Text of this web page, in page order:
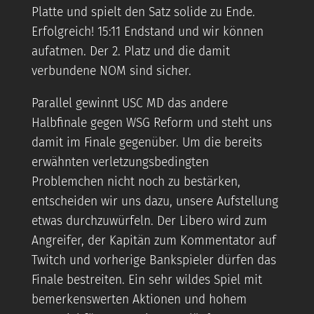
Platte und spielt den Satz solide zu Ende.
Erfolgreich! 15:11 Endstand und wir können
aufatmen. Der 2. Platz und die damit
verbundene NOM sind sicher.
Parallel gewinnt USC MD das andere
Halbfinale gegen WSG Reform und steht uns
damit im Finale gegenüber. Um die bereits
erwähnten verletzungsbedingten
Problemchen nicht noch zu bestärken,
entscheiden wir uns dazu, unsere Aufstellung
etwas durchzuwürfeln. Der Libero wird zum
Angreifer, der Kapitän zum Kommentator auf
Twitch und vorherige Bankspieler dürfen das
Finale bestreiten. Ein sehr wildes Spiel mit
bemerkenswerten Aktionen und hohem